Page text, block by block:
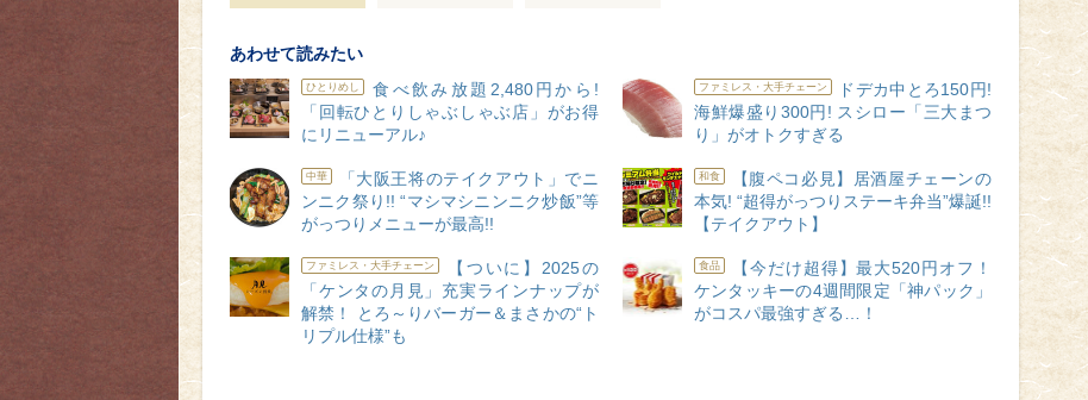
あわせて読みたい
ひとりめし
食べ飲み放題2,480円から!
「回転ひとりしゃぶしゃぶ店」がお得
にリニューアル♪
ファミレス・大手チェーン
ドデカ中とろ150円!
海鮮爆盛り300円! スシロー「三大まつ
り」がオトクすぎる
中華
「大阪王将のテイクアウト」でニ
ンニク祭り!! “マシマシニンニク炒飯”等
がっつりメニューが最高!!
和食
【腹ペコ必見】居酒屋チェーンの
本気! “超得がっつりステーキ弁当”爆誕!!
【テイクアウト】
ファミレス・大手チェーン
【ついに】2025の
「ケンタの月見」充実ラインナップが
解禁！ とろ～りバーガー＆まさかの“ト
リプル仕様”も
食品
【今だけ超得】最大520円オフ！
ケンタッキーの4週間限定「神パック」
がコスパ最強すぎる…！